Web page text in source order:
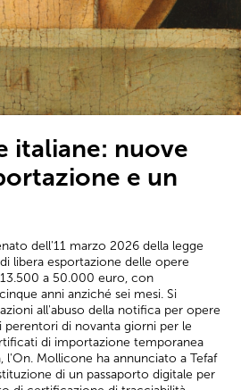
italiane: nuove
e un
dell'11 marzo 2026 della legge
libera esportazione delle opere
a 50.000 euro, con
anni anziché sei mesi. Si
all'abuso della notifica per opere
perentori di novanta giorni per le
di importazione temporanea
l'On. Mollicone ha annunciato a Tefaf
di un passaporto digitale per